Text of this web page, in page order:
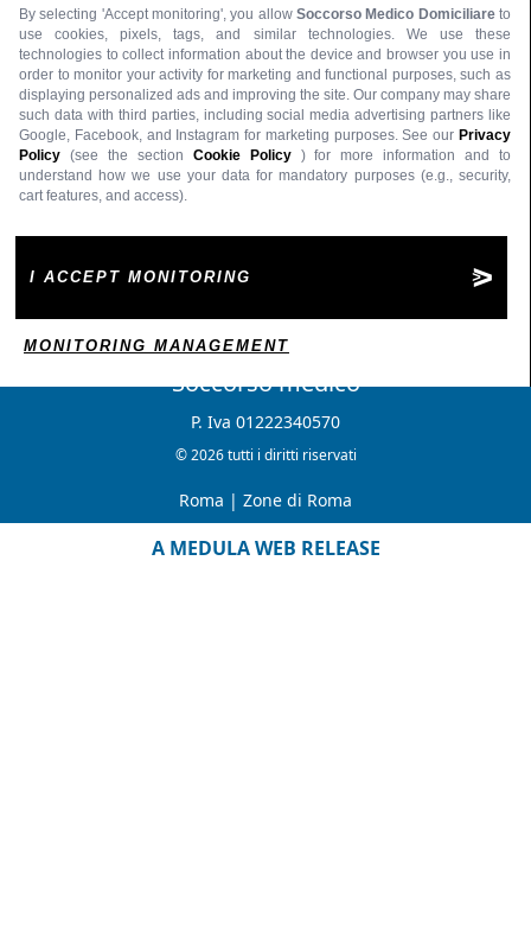
Soccorso medico
P. Iva 01222340570
© 2026 tutti i diritti riservati
Roma | Zone di Roma
A MEDULA WEB RELEASE
By selecting 'Accept monitoring', you allow Soccorso Medico Domiciliare to
use cookies, pixels, tags, and similar technologies. We use these
technologies to collect information about the device and browser you use in
order to monitor your activity for marketing and functional purposes, such as
displaying personalized ads and improving the site. Our company may share
such data with third parties, including social media advertising partners like
Google, Facebook, and Instagram for marketing purposes. See our Privacy
Policy (see the section Cookie Policy
) for more information and to
understand how we use your data for mandatory purposes (e.g., security,
cart features, and access).
I ACCEPT MONITORING
MONITORING MANAGEMENT